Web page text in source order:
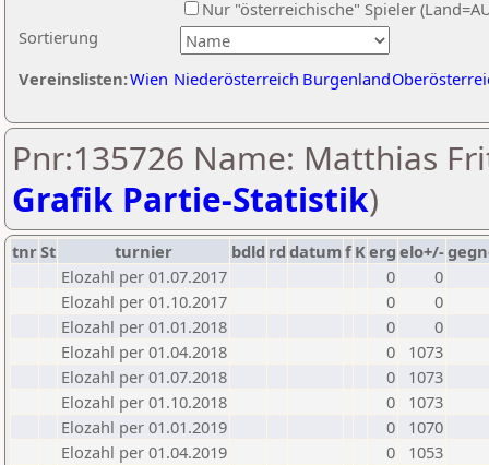
Sortierung
Nur "österreichische" Spieler
Vereinslisten:Wien Niederösterreich Burgenland
Pnr:135726 Name: Matthias
Grafik Partie-Statistik)
tnrSt turnier bdld rd datumf Kerg elo+/-
Elozahl per 01.07.2017
0
0
Elozahl per 01.10.2017
0
0
Elozahl per 01.01.2018
0
0
Elozahl per 01.04.2018
0
1073
Elozahl per 01.07.2018
0
1073
Elozahl per 01.10.2018
0
1073
Elozahl per 01.01.2019
0
1070
Elozahl per 01.04.2019
0
1053